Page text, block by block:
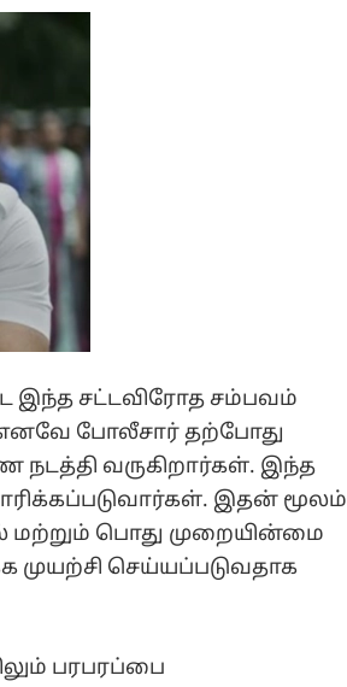
இந்த சட்டவிரோத சம்பவம்
எனவே போலீசார் தற்போது
நடத்தி வருகிறார்கள். இந்த
இதன் மூலம்
மற்றும் பொது முறையின்மை
செய்யப்படுவதாக
பரபரப்பை